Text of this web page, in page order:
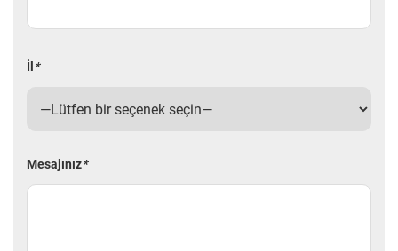
İl *
Mesajınız*